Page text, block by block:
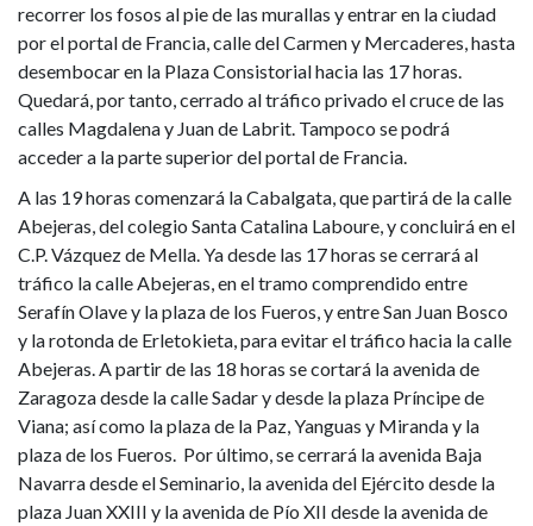
recorrer los fosos al pie de las murallas y entrar en la ciudad
por el portal de Francia, calle del Carmen y Mercaderes, hasta
desembocar en la Plaza Consistorial hacia las 17 horas.
Quedará, por tanto, cerrado al tráfico privado el cruce de las
calles Magdalena y Juan de Labrit. Tampoco se podrá
acceder a la parte superior del portal de Francia.
A las 19 horas comenzará la Cabalgata, que partirá de la calle
Abejeras, del colegio Santa Catalina Laboure, y concluirá en el
C.P. Vázquez de Mella. Ya desde las 17 horas se cerrará al
tráfico la calle Abejeras, en el tramo comprendido entre
Serafín Olave y la plaza de los Fueros, y entre San Juan Bosco
y la rotonda de Erletokieta, para evitar el tráfico hacia la calle
Abejeras. A partir de las 18 horas se cortará la avenida de
Zaragoza desde la calle Sadar y desde la plaza Príncipe de
Viana; así como la plaza de la Paz, Yanguas y Miranda y la
plaza de los Fueros. Por último, se cerrará la avenida Baja
Navarra desde el Seminario, la avenida del Ejército desde la
plaza Juan XXIII y la avenida de Pío XII desde la avenida de